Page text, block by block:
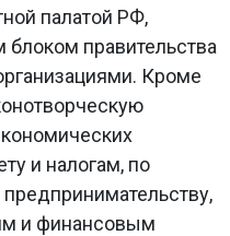
палатой РФ,
правительства
Кроме
и налогам, по
и финансовым